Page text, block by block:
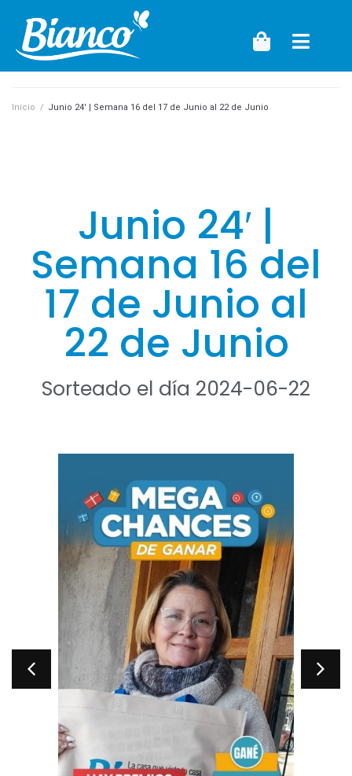
Inicio / Junio 24′ | Semana 16 del 17 de Junio al 22 de Junio
Junio 24′ |
Semana 16 del
17 de Junio al
22 de Junio
Sorteado el día 2024-06-22